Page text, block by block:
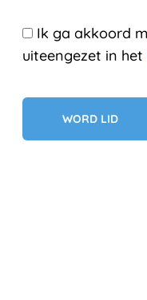
Ik ga akkoord met de voorwaarden
uiteengezet in het
Geen val